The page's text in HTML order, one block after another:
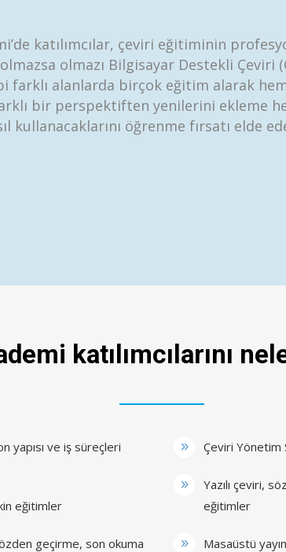
katılımcılar, çeviri eğitiminin
olmazı Bilgisayar Destekli Çeviri
farklı alanlarda birçok eğitim alarak
bir perspektiften yenilerini ekleme
kullanacaklarını öğrenme fırsatı elde
katılımcılarını
yapısı ve iş süreçleri
eğitimler
geçirme, son okuma
Çeviri Yönetim
Yazılı çeviri,
eğitimler
Masaüstü